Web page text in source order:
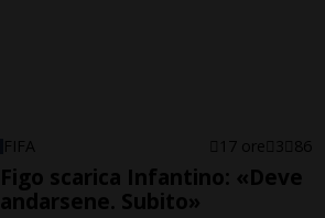
FIFA 17 ore 3 86
Figo scarica Infantino: «Deve
andarsene. Subito»